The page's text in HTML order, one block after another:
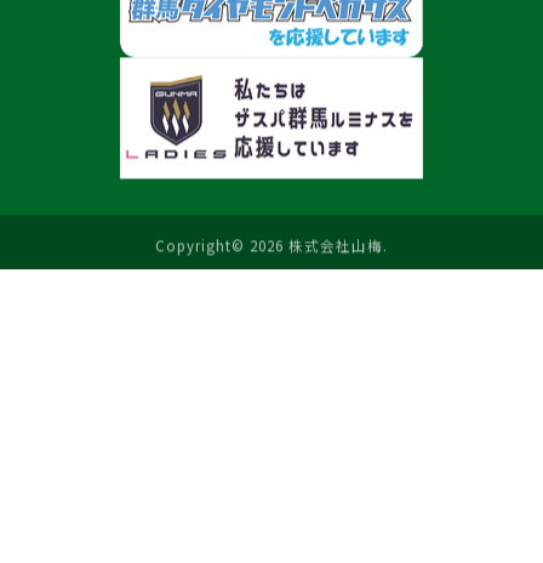
Copyright© 2026 株式会社山梅.